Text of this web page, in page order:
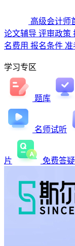
高级会计师
论文辅导 评审政策
名费用 报名条件 准
学习专区
题库
名师试听
片 免费答疑